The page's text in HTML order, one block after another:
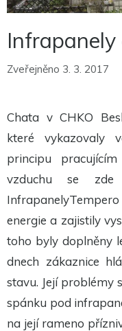
Zveřejněno 3. 3. 2017
Chata v CHKO
které vykazovaly
principu
vzduchu se zde
energie a zajistily
toho byly doplněny
dnech zákaznice
stavu. Její problémy
spánku pod
na její rameno